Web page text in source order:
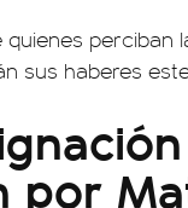
perciban
sus haberes
por